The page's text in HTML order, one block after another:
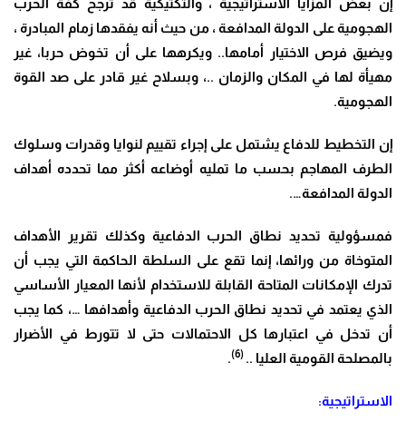
الهجومية على الدولة المدافعة ، من حيث أنه يفقدها زمام المبادرة ،
ويضيق فرص الاختيار أمامها.. ويكرهها على أن تخوض حربا، غير
مهيأة لها في المكان والزمان ..، وبسلاح غير قادر على صد القوة
الهجومية.
إن التخطيط للدفاع يشتمل على إجراء تقييم لنوايا وقدرات وسلوك
الطرف المهاجم بحسب ما تمليه أوضاعه أكثر مما تحدده أهداف
الدولة المدافعة….
فمسؤولية تحديد نطاق الحرب الدفاعية وكذلك تقرير الأهداف
المتوخاة من ورائها، إنما تقع على السلطة الحاكمة التي يجب أن
تدرك الإمكانات المتاحة القابلة للاستخدام لأنها المعيار الأساسي
الذي يعتمد في تحديد نطاق الحرب الدفاعية وأهدافها …، كما يجب
أن تدخل في اعتبارها كل الاحتمالات حتى لا تتورط في الأضرار
بالمصلحة القومية العليا .. (6)
.
الاستراتيجية: